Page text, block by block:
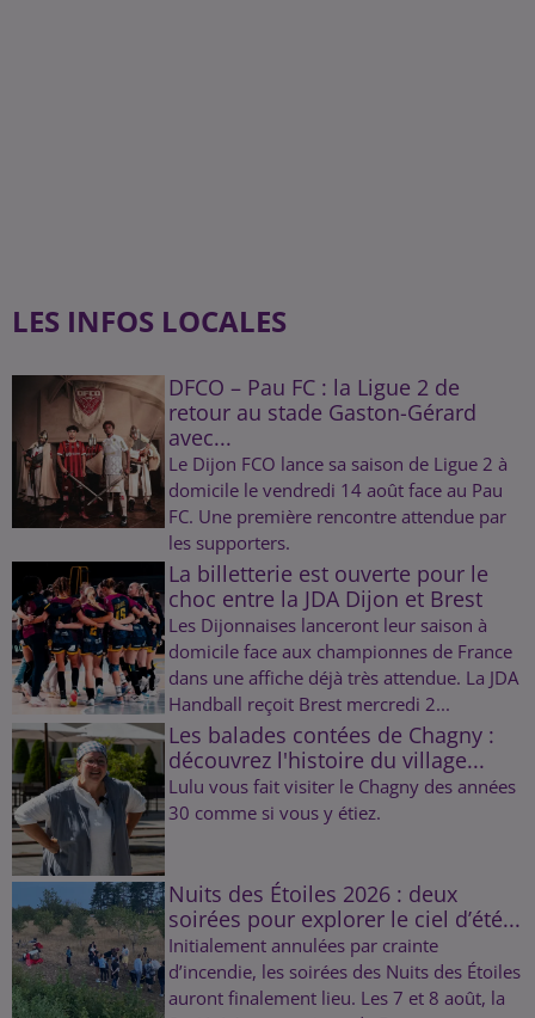
LES INFOS LOCALES
DFCO – Pau FC : la Ligue 2 de
retour au stade Gaston-Gérard
avec...
Le Dijon FCO lance sa saison de Ligue 2 à
domicile le vendredi 14 août face au Pau
FC. Une première rencontre attendue par
les supporters.
La billetterie est ouverte pour le
choc entre la JDA Dijon et Brest
Les Dijonnaises lanceront leur saison à
domicile face aux championnes de France
dans une affiche déjà très attendue. La JDA
Handball reçoit Brest mercredi 2...
Les balades contées de Chagny :
découvrez l'histoire du village...
Lulu vous fait visiter le Chagny des années
30 comme si vous y étiez.
Nuits des Étoiles 2026 : deux
soirées pour explorer le ciel d’été...
Initialement annulées par crainte
d’incendie, les soirées des Nuits des Étoiles
auront finalement lieu. Les 7 et 8 août, la